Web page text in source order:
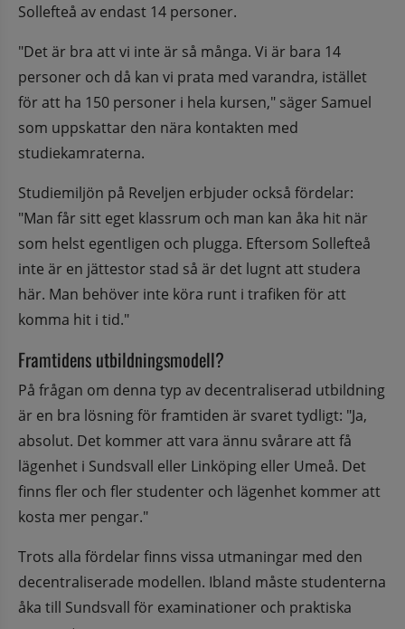
Sollefteå av endast 14 personer.
"Det är bra att vi inte är så många. Vi är bara 14
personer och då kan vi prata med varandra, istället
för att ha 150 personer i hela kursen," säger Samuel
som uppskattar den nära kontakten med
studiekamraterna.
Studiemiljön på Reveljen erbjuder också fördelar:
"Man får sitt eget klassrum och man kan åka hit när
som helst egentligen och plugga. Eftersom Sollefteå
inte är en jättestor stad så är det lugnt att studera
här. Man behöver inte köra runt i trafiken för att
komma hit i tid."
Framtidens utbildningsmodell?
På frågan om denna typ av decentraliserad utbildning
är en bra lösning för framtiden är svaret tydligt: "Ja,
absolut. Det kommer att vara ännu svårare att få
lägenhet i Sundsvall eller Linköping eller Umeå. Det
finns fler och fler studenter och lägenhet kommer att
kosta mer pengar."
Trots alla fördelar finns vissa utmaningar med den
decentraliserade modellen. Ibland måste studenterna
åka till Sundsvall för examinationer och praktiska